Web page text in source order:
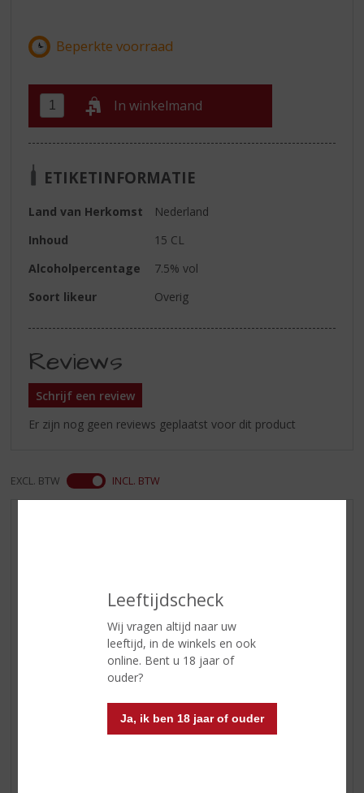
Leeftijdscheck
Wij vragen altijd naar uw
leeftijd, in de winkels en ook
online. Bent u 18 jaar of
ouder?
Ja, ik ben 18 jaar of ouder
In winkelmand
ETIKETINFORMATIE
Land van Herkomst
Nederland
Inhoud
15 CL
Alcoholpercentage
7.5% vol
Soort likeur
Overig
Reviews
Schrijf een review
Er zijn nog geen reviews geplaatst voor dit product
EXCL. BTW INCL. BTW
NIEUW OVERIG
WIJN VAN DE MAAND
WHISKY VAN DE MAAND
RUM VAN DE MAAND
SPIRIT VAN DE MAAND
EXCLUSIEF TOPSLIJTER